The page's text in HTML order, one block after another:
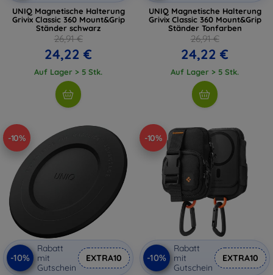
UNIQ Magnetische Halterung
Grivix Classic 360 Mount&Grip
Ständer schwarz
26,91 €
24,22 €
Auf Lager > 5 Stk.
UNIQ Magnetische Halterung
Grivix Classic 360 Mount&Grip
Ständer Tonfarben
26,91 €
24,22 €
Auf Lager > 5 Stk.
-10%
-10%
Rabatt
mit
Gutschein
EXTRA10
-10%
-10%
Rabatt
mit
Gutschein
EXTRA10